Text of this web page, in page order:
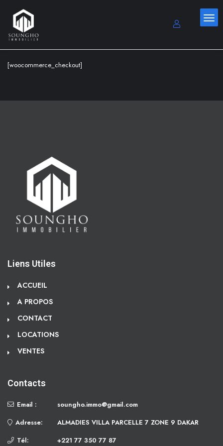
[woocommerce_checkout]
Liens Utiles
ACCUEIL
A PROPOS
CONTACT
LOCATIONS
VENTES
Contacts
Email :
soungho.immo@gmail.com
Adresse:
ALMADIES VILLA PARCELLE 7 ZONE 9 DAKAR
Tél:
+221 77 350 77 87